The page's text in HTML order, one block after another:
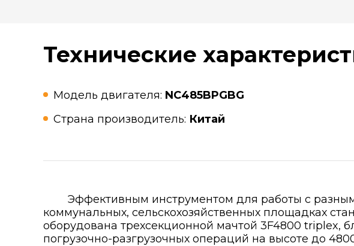
Технические
Модель двигателя: NC485BPGBG
Страна производитель: Китай
Эффективным инструментом для работы с
коммунальных, сельскохозяйственных площадках
оборудована трехсекционной мачтой 3F4800 triplex,
погрузочно-разгрузочных операций на высоте до